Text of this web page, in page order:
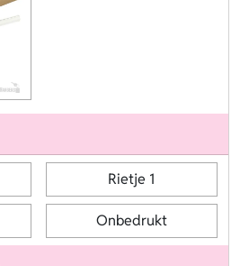
Rietje 1
Onbedrukt